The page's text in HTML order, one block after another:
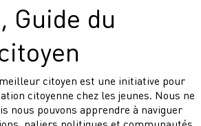
Guide du
citoyen est une initiative pour
citoyenne chez les jeunes. Nous ne
nous pouvons apprendre à naviguer